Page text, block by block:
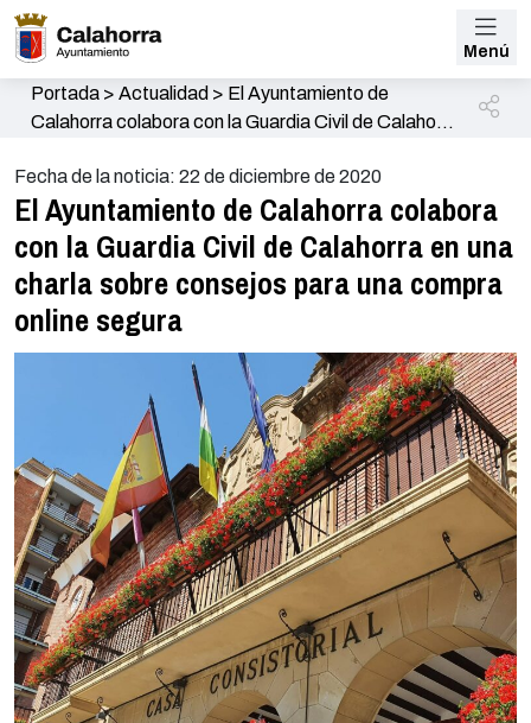
Menú
Portada> Actualidad > El Ayuntamiento de
Calahorra colabora con la Guardia Civil de Calahorra
online segura
Fecha de la noticia: 22 de diciembre de 2020
El Ayuntamiento de Calahorra colabora
con la Guardia Civil de Calahorra en una
charla sobre consejos para una compra
online segura